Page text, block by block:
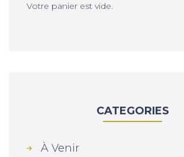
Votre panier est vide.
CATEGORIES
À Venir